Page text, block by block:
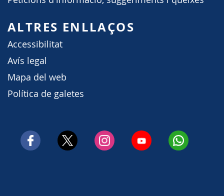
ALTRES ENLLAÇOS
Accessibilitat
Avís legal
Mapa del web
Política de galetes